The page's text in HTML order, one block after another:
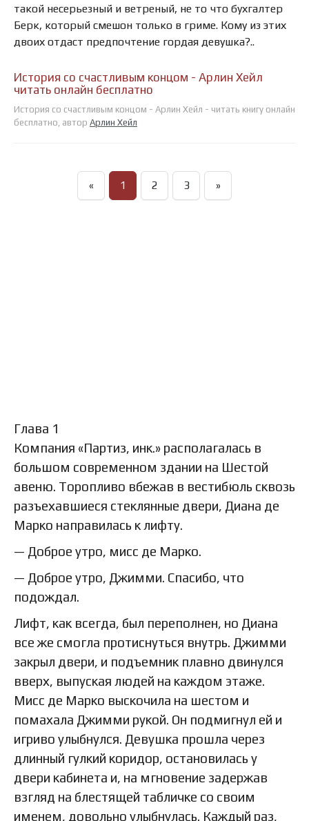
такой несерьезный и ветреный, не то что бухгалтер
Берк, который смешон только в гриме. Кому из этих
двоих отдаст предпочтение гордая девушка?..
История со счастливым концом - Арлин Хейл
читать онлайн бесплатно
История со счастливым концом - Арлин Хейл - читать книгу онлайн
бесплатно, автор Арлин Хейл
« 1 2 3 »
Глава 1
Компания «Партиз, инк.» располагалась в
большом современном здании на Шестой
авеню. Торопливо вбежав в вестибюль сквозь
разъехавшиеся стеклянные двери, Диана де
Марко направилась к лифту.
— Доброе утро, мисс де Марко.
— Доброе утро, Джимми. Спасибо, что
подождал.
Лифт, как всегда, был переполнен, но Диана
все же смогла протиснуться внутрь. Джимми
закрыл двери, и подъемник плавно двинулся
вверх, выпуская людей на каждом этаже.
Мисс де Марко выскочила на шестом и
помахала Джимми рукой. Он подмигнул ей и
игриво улыбнулся. Девушка прошла через
длинный гулкий коридор, остановилась у
двери кабинета и, на мгновение задержав
взгляд на блестящей табличке со своим
именем, довольно улыбнулась. Каждый раз,